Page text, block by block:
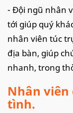
- Đội ngũ nhân
tới giúp quý
nhân viên túc
địa bàn, giúp
nhanh, trong
Nhân
tình.